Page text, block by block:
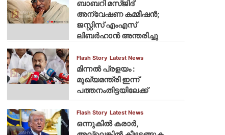
ബാബറി മസ്ജിദ്
അന്വേഷണ കമ്മീഷന്‍;
ജസ്റ്റിസ് എംഎസ്
ലിബര്‍ഹാന്‍ അന്തരിച്ചു
Flash Story Latest News
മിന്നല്‍ പ്രളയം :
മുഖ്യമന്ത്രി ഇന്ന്
പത്തനംതിട്ടയിലേക്ക്
Flash Story Latest News
ഒന്നുകില്‍ കരാര്‍,